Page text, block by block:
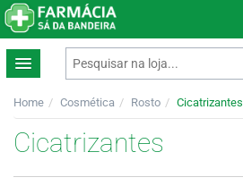
Home Cosmética Rosto Cicatrizantes
Cicatrizantes